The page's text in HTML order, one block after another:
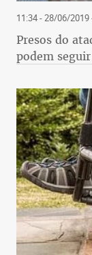
11:34 - 28/06/2019
Presos do
podem